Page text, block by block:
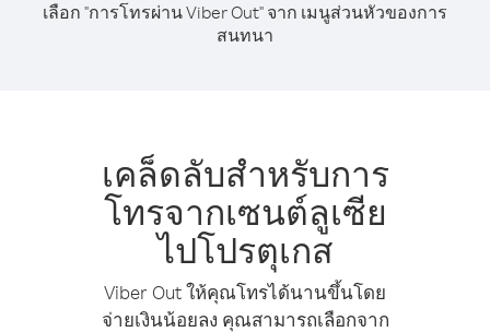
เลือก "การโทรผ่าน Viber Out" จาก เมนูส่วนหัวของการ
สนทนา
เคล็ดลับสำหรับการ
โทรจากเซนต์ลูเซีย
ไปโปรตุเกส
Viber Out ให้คุณโทรได้นานขึ้นโดย
จ่ายเงินน้อยลง คุณสามารถเลือกจาก